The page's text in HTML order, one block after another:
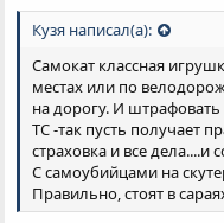
Кузя написал(а):
Самокат классная
местах или по
на дорогу. И штрафовать
ТС -так пусть получает
страховка и все
С самоубийцами на
Правильно, стоят в